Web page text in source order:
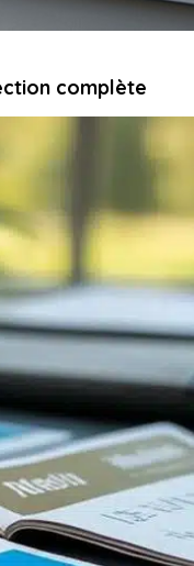
complète